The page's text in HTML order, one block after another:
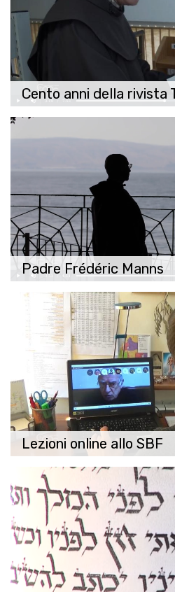
Cento anni della rivista
Padre Frédéric Manns
Lezioni online allo SBF